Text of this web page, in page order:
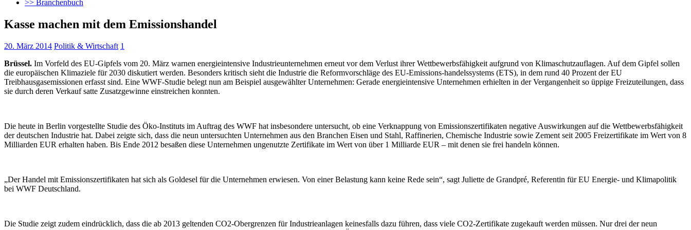
>> Branchenbuch
Kasse machen mit dem Emissionshandel
20. März 2014 Politik & Wirtschaft 1
Brüssel. Im Vorfeld des EU-Gipfels vom 20. März warnen energieintensive Industrieunternehmen erneut vor dem Verlust ihrer Wettbewerbsfähigkeit aufgrund von Klimaschutzauflagen. Auf dem Gipfel sollen
die europäischen Klimaziele für 2030 diskutiert werden. Besonders kritisch sieht die Industrie die Reformvorschläge des EU-Emissions-handelssystems (ETS), in dem rund 40 Prozent der EU
Treibhausgasemissionen erfasst sind. Eine WWF-Studie belegt nun am Beispiel ausgewählter Unternehmen: Gerade energieintensive Unternehmen erhielten in der Vergangenheit so üppige Freizuteilungen, dass
sie durch deren Verkauf satte Zusatzgewinne einstreichen konnten.
Die heute in Berlin vorgestellte Studie des Öko-Instituts im Auftrag des WWF hat insbesondere untersucht, ob eine Verknappung von Emissionszertifikaten negative Auswirkungen auf die Wettbewerbsfähigkeit
der deutschen Industrie hat. Dabei zeigte sich, dass die neun untersuchten Unternehmen aus den Branchen Eisen und Stahl, Raffinerien, Chemische Industrie sowie Zement seit 2005 Freizertifikate im Wert von 8
Milliarden EUR erhalten haben. Bis Ende 2012 besaßen diese Unternehmen ungenutzte Zertifikate im Wert von über 1 Milliarde EUR – mit denen sie frei handeln können.
„Der Handel mit Emissionszertifikaten hat sich als Goldesel für die Unternehmen erwiesen. Von einer Belastung kann keine Rede sein“, sagt Juliette de Grandpré, Referentin für EU Energie- und Klimapolitik
bei WWF Deutschland.
Die Studie zeigt zudem eindrücklich, dass die ab 2013 geltenden CO2-Obergrenzen für Industrieanlagen keinesfalls dazu führen, dass viele CO2-Zertifikate zugekauft werden müssen. Nur drei der neun